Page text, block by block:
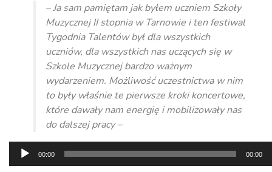
– Ja sam pamiętam jak byłem uczniem Szkoły
Muzycznej II stopnia w Tarnowie i ten festiwal
Tygodnia Talentów był dla wszystkich
uczniów, dla wszystkich nas uczących się w
Szkole Muzycznej bardzo ważnym
wydarzeniem. Możliwość uczestnictwa w nim
to były właśnie te pierwsze kroki koncertowe,
które dawały nam energię i mobilizowały nas
do dalszej pracy –
Odtwarzacz
plików
00:00 00:00